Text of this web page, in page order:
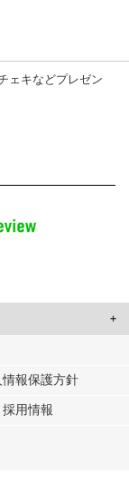
ェキなどプレゼン
コンテンツや広告の
ています。
供した他の情報や、
した他の情報を組み
情報保護方針
採用情報